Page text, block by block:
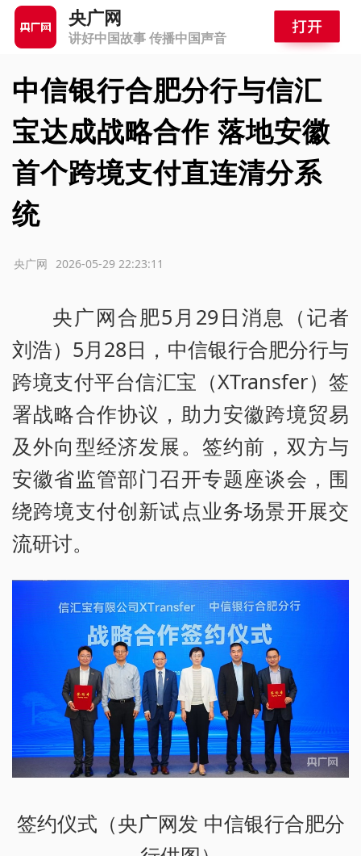
央广网
讲好中国故事 传播中国声音
中信银行合肥分行与信汇
宝达成战略合作 落地安徽
首个跨境支付直连清分系
统
2026-05-29 22:23:11
央广网
央广网合肥5月29日消息（记者
刘浩）5月28日，中信银行合肥分行与
跨境支付平台信汇宝（XTransfer）签
署战略合作协议，助力安徽跨境贸易
及外向型经济发展。签约前，双方与
安徽省监管部门召开专题座谈会，围
绕跨境支付创新试点业务场景开展交
流研讨。
签约仪式（央广网发 中信银行合肥分